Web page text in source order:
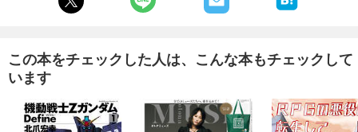
週刊東洋経済 2026/1/31・2/7合併号
週刊東洋経済 2026/1/24号
この本をチェックした人は、こんな本もチェックして
います